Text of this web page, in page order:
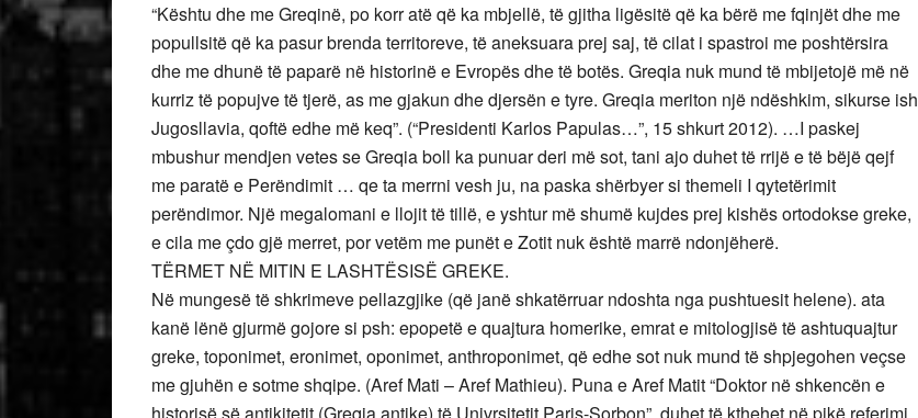
“Kështu dhe me Greqinë, po korr atë që ka mbjellë, të gjitha ligësitë që ka bërë me fqinjët dhe me
popullsitë që ka pasur brenda territoreve, të aneksuara prej saj, të cilat i spastroi me poshtërsira
dhe me dhunë të paparë në historinë e Evropës dhe të botës. Greqia nuk mund të mbijetojë më në
kurriz të popujve të tjerë, as me gjakun dhe djersën e tyre. Greqia meriton një ndëshkim, sikurse ish
Jugosllavia, qoftë edhe më keq”. (“Presidenti Karlos Papulas…”, 15 shkurt 2012). …I paskej
mbushur mendjen vetes se Greqia boll ka punuar deri më sot, tani ajo duhet të rrijë e të bëjë qejf
me paratë e Perëndimit … qe ta merrni vesh ju, na paska shërbyer si themeli I qytetërimit
perëndimor. Një megalomani e llojit të tillë, e yshtur më shumë kujdes prej kishës ortodokse greke,
e cila me çdo gjë merret, por vetëm me punët e Zotit nuk është marrë ndonjëherë.
TËRMET NË MITIN E LASHTËSISË GREKE.
Në mungesë të shkrimeve pellazgjike (që janë shkatërruar ndoshta nga pushtuesit helene). ata
kanë lënë gjurmë gojore si psh: epopetë e quajtura homerike, emrat e mitologjisë të ashtuquajtur
greke, toponimet, eronimet, oponimet, anthroponimet, që edhe sot nuk mund të shpjegohen veçse
me gjuhën e sotme shqipe. (Aref Mati – Aref Mathieu). Puna e Aref Matit “Doktor në shkencën e